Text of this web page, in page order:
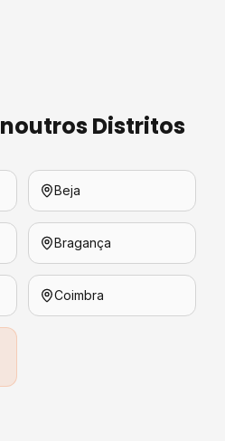
noutros Distritos
Beja
Bragança
Coimbra